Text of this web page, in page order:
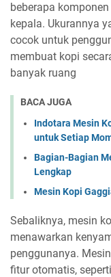
beberapa
kepala. Ukurannya
cocok untuk
membuat kopi
banyak ruang
BACA JUGA
Indotara Mesin
untuk Setiap
Bagian-Bagian
Lengkap
Mesin Kopi
Sebaliknya, mesin
menawarkan
penggunanya.
fitur otomatis,